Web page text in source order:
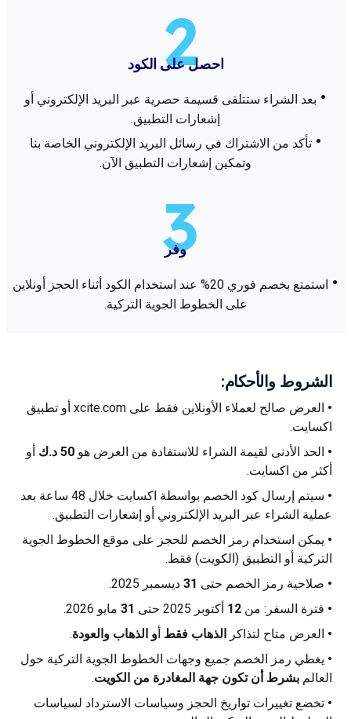
2
اﺣﺼﻞ ﻋﻠﻰ اﻟﻜﻮد
• ﺑﻌﺪ اﻟﺸﺮاء ﺳﺘﺘﻠﻘﻰ ﻗﺴﻴﻤﺔ ﺣﺼﺮﻳﺔ ﻋﺒﺮ اﻟﺒﺮﻳﺪ اﻹﻟﻜﺘﺮوﻧﻲ أو
إﺷﻌﺎرات اﻟﺘﻄﺒﻴﻖ.
• ﺗﺄﻛﺪ ﻣﻦ اﻻﺷﺘﺮاك ﻓﻲ رﺳﺎﺋﻞ اﻟﺒﺮﻳﺪ اﻹﻟﻜﺘﺮوﻧﻲ اﻟﺨﺎﺻﺔ ﺑﻨﺎ
وﺗﻤﻜﻴﻦ إﺷﻌﺎرات اﻟﺘﻄﺒﻴﻖ اﻵن.
3
وﻓﺮ
•
اﺳﺘﻤﺘﻊ ﺑﺨﺼﻢ ﻓﻮري 20% ﻋﻨﺪ اﺳﺘﺨﺪام اﻟﻜﻮد أﺛﻨﺎء اﻟﺤﺠﺰ أوﻧﻼﻳﻦ
ﻋﻠﻰ اﻟﺨﻄﻮط اﻟﺠﻮﻳﺔ اﻟﺘﺮﻛﻴﺔ.
الشروط والأحكام:
•
العرض صالح لعملاء الأونلاين فقط على xcite.com أو تطبيق
اكسايت.
• الحد الأدنى لقيمة الشراء للاستفادة من العرض هو 50 د.ك
أو
أكثر من اكسايت.
•
سيتم إرسال كود الخصم بواسطة اكسايت خلال 48 ساعة بعد
عملية الشراء عبر البريد الإلكتروني أو إشعارات التطبيق.
• يمكن استخدام رمز الخصم للحجز على موقع الخطوط الجوية
التركية أو التطبيق (الكويت) فقط.
• صلاحية رمز الخصم حتى 31 ديسمبر 2025.
• فترة السفر: من 12 أكتوبر 2025 حتى 31 مايو 2026.
• العرض متاح لتذاكر الذهاب فقط و الذهاب والعودة.
• يغطي رمز الخصم جميع وجهات الخطوط الجوية التركية حول
العالم بشرط أن تكون جهة المغادرة من الكويت.
• تخضع تغييرات تواريخ الحجز وسياسات الاسترداد لسياسات